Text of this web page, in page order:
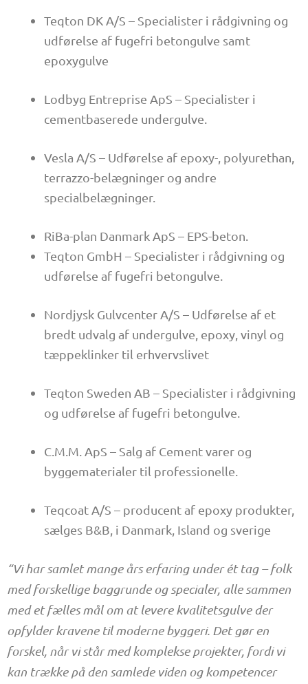
Teqton DK A/S – Specialister i rådgivning og
udførelse af fugefri betongulve samt
epoxygulve
Lodbyg Entreprise ApS – Specialister i
cementbaserede undergulve.
Vesla A/S – Udførelse af epoxy-, polyurethan,
terrazzo-belægninger og andre
specialbelægninger.
RiBa-plan Danmark ApS – EPS-beton.
Teqton GmbH – Specialister i rådgivning og
udførelse af fugefri betongulve.
Nordjysk Gulvcenter A/S – Udførelse af et
bredt udvalg af undergulve, epoxy, vinyl og
tæppeklinker til erhvervslivet
Teqton Sweden AB – Specialister i rådgivning
og udførelse af fugefri betongulve.
C.M.M. ApS – Salg af Cement varer og
byggematerialer til professionelle.
Teqcoat A/S – producent af epoxy produkter,
sælges B&B, i Danmark, Island og sverige
“Vi har samlet mange års erfaring under ét tag – folk
med forskellige baggrunde og specialer, alle sammen
med et fælles mål om at levere kvalitetsgulve der
opfylder kravene til moderne byggeri. Det gør en
forskel, når vi står med komplekse projekter, fordi vi
kan trække på den samlede viden og kompetencer